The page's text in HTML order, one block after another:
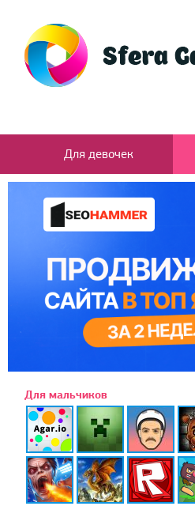
Для девочек
Для мальчиков